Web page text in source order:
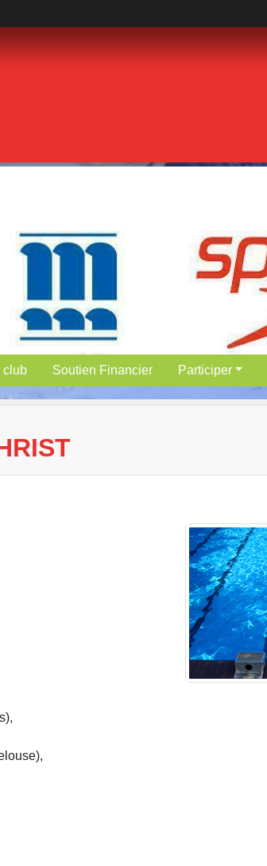
club Soutien Financier Participer